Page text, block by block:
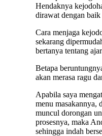
Hendaknya
dirawat dengan
Cara menjaga
sekarang
bertanya tentang
Betapa
akan merasa ragu
Apabila saya
menu masakannya,
muncul dorongan
prosesnya, maka
sehingga indah